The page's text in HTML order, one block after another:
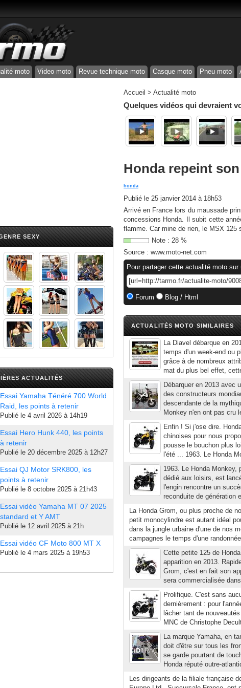
moto Video moto Revue technique moto Casque moto Pneu moto
SEXY
ACTUALITÉS
Essai Yamaha Ténéré 700 World
Raid, les points à retenir
Publié le 4 avril 2026 à 14h19
Essai Hero Hunk 440, les points
à retenir
Publié le 20 décembre 2025 à 12h27
Essai QJ Motor SRK800, les
points à retenir
Publié le 8 octobre 2025 à 21h43
Essai vidéo Yamaha MT 07 2025
standard et Y AMT
Publié le 12 avril 2025 à 21h
Essai vidéo CF Moto 800 MT X
Publié le 4 mars 2025 à 19h53
Accueil > Actualité moto
Quelques vidéos qui devraient
Honda repeint son
honda
Publié le 25 janvier 2014 à 18h53
Arrivé en France lors du maussade
concessions Honda. Il subit cette
flamme. Car mine de rien, le MSX 125
Note : 28 %
Source : www.moto-net.com
Pour partager cette actualité moto
Forum Blog / Html
ACTUALITÉS MOTO SIMILAIRES
La Diavel débarque en
temps d'un week-end ou
grâce à de nombreux
mat du plus bel effet,
Débarquer en 2013 avec
des constructeurs
descendante de la
Monkey n'en ont pas cru
Enfin ! Si j'ose dire.
chinoises pour nous
pousse le bouchon plus
l'été ... 1963. Le Honda
1963. Le Honda Monkey,
dédié aux loisirs, est
l'engin rencontre un
reconduite de génération
La Honda Grom, ou plus proche de
petit monocylindre est autant idéal
dans la jungle urbaine d'une de nos
campagnes le temps d'une
Cette petite 125 de
apparition en 2013.
Grom, c'est en fait son
sera commercialisée
Prolifique. C'est sans
dernièrement : pour
lâcher tant de
MNC de Christophe
La marque Yamaha, en
doit d'être sur tous les
se garde pourtant de
Honda réputé outre-
Les dirigeants de la filiale française